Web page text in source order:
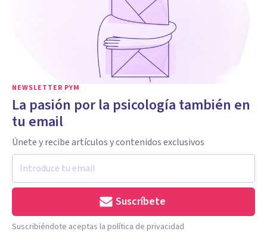
NEWSLETTER PYM
La pasión por la psicología también en
tu email
Únete y recibe artículos y contenidos exclusivos
Suscríbete
Suscribiéndote aceptas la política de privacidad